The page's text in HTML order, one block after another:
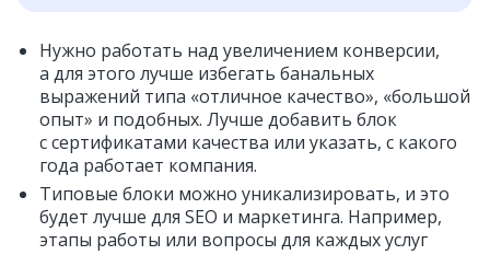
Нужно работать над увеличением конверсии,
а для этого лучше избегать банальных
выражений типа «отличное качество», «большой
опыт» и подобных. Лучше добавить блок
с сертификатами качества или указать, с какого
года работает компания.
Типовые блоки можно уникализировать, и это
будет лучше для SEO и маркетинга. Например,
этапы работы или вопросы для каждых услуг